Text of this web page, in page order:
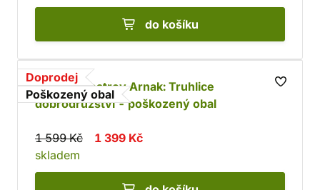
do košíku
Doprodej
Poškozený obal
Ztracený ostrov Arnak: Truhlice
dobrodružství - poškozený obal
1 599 Kč
1 399 Kč
skladem